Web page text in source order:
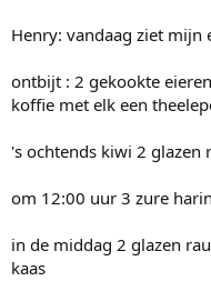
Henry: vandaag ziet mijn
ontbijt : 2 gekookte
koffie met elk een
's ochtends kiwi 2 glazen
om 12:00 uur 3 zure
in de middag 2 glazen
kaas